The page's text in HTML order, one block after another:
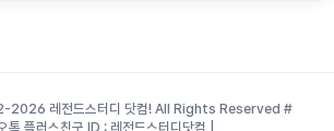
레전드스터디 닷컴! All Rights Reserved #
톡 플러스친구 ID : 레전드스터디닷컴 |